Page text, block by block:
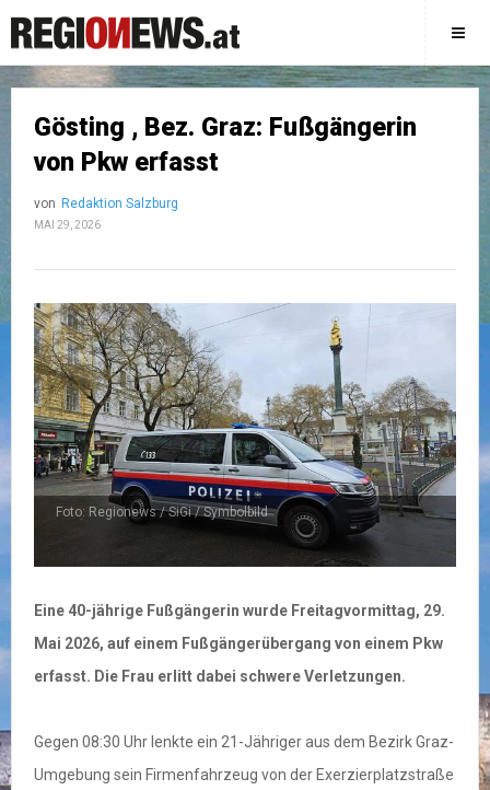
Gösting , Bez. Graz: Fußgängerin
von Pkw erfasst
von Redaktion Salzburg
MAI 29, 2026
Foto: Regionews / SiGi / Symbolbild
Eine 40-jährige Fußgängerin wurde Freitagvormittag, 29.
Mai 2026, auf einem Fußgängerübergang von einem Pkw
erfasst. Die Frau erlitt dabei schwere Verletzungen.
Gegen 08:30 Uhr lenkte ein 21-Jähriger aus dem Bezirk Graz-
Umgebung sein Firmenfahrzeug von der Exerzierplatzstraße